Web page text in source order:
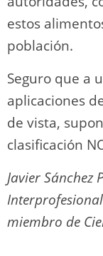
estos
población.
Seguro que a
aplicaciones
de vista,
clasificación
Javier Sánchez
Interprofesional
miembro de